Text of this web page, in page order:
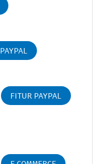
PAYPAL
FITUR PAYPAL